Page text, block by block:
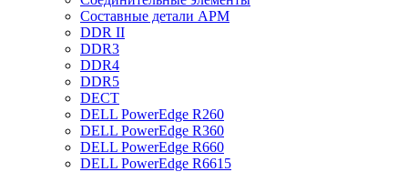
Cоставные детали АРМ
DDR II
DDR3
DDR4
DDR5
DECT
DELL PowerEdge R260
DELL PowerEdge R360
DELL PowerEdge R660
DELL PowerEdge R6615